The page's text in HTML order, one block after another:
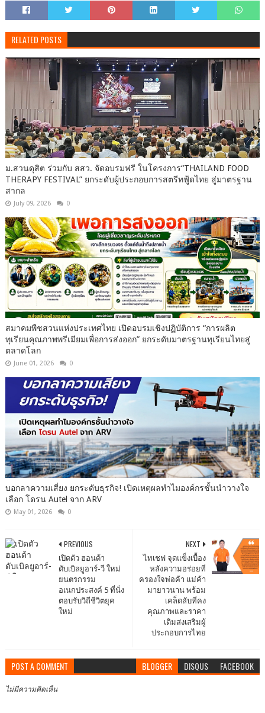
RELATED POSTS
ม.สวนดุสิต ร่วมกับ สสว. จัดอบรมฟรี ในโครงการ“THAILAND FOOD
THERAPY FESTIVAL” ยกระดับผู้ประกอบการสตรีทฟู้ดไทย สู่มาตรฐาน
สากล
July 09, 2026 0
สมาคมพืชสวนแห่งประเทศไทย เปิดอบรมเชิงปฏิบัติการ “การผลิต
ทุเรียนคุณภาพพรีเมียมเพื่อการส่งออก” ยกระดับมาตรฐานทุเรียนไทยสู่
ตลาดโลก
June 01, 2026 0
บอกลาความเสี่ยง ยกระดับธุรกิจ! เปิดเหตุผลทำไมองค์กรชั้นนำวางใจ
เลือก โดรน Autel จาก ARV
May 01, 2026 0
NEXT
ไทเชฟ จุดแข็งเบื้อง
หลังความอร่อยที่
ครองใจพ่อค้า แม่ค้า
มายาวนาน พร้อม
เคล็ดลับที่คง
คุณภาพและราคา
เดิมส่งเสริมผู้
ประกอบการไทย
PREVIOUS
เปิดตัว ฮอนด้า
ดับเบิลยูอาร์-วี ใหม่
ยนตรกรรม
อเนกประสงค์ 5 ที่นั่ง
ตอบรับวิถีชีวิตยุค
ใหม่
POST A COMMENT BLOGGER DISQUS FACEBOOK
ไม่มีความคิดเห็น